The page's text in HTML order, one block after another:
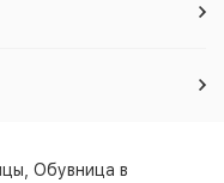
Обувница в